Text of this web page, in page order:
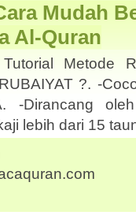
Mudah
Al-Quran
Metode
?. -
-Dirancang
lebih dari 15